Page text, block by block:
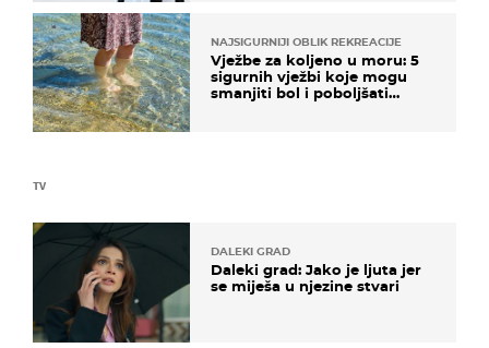
TV
DALEKI GRAD
Daleki grad: Jako je ljuta jer
se miješa u njezine stvari
NAJSIGURNIJI OBLIK REKREACIJE
Vježbe za koljeno u moru: 5
sigurnih vježbi koje mogu
smanjiti bol i poboljšati